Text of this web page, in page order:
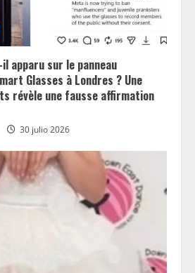
apparu sur le panneau
Glasses à Londres ? Une
révèle une fausse affirmation
30 julio 2026